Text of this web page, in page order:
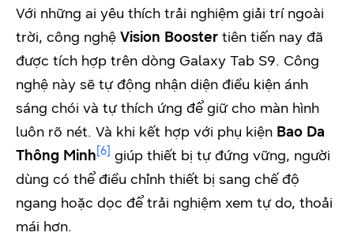
Với những ai yêu thích trải nghiệm giải trí ngoài
trời, công nghệ Vision Booster tiên tiến nay đã
được tích hợp trên dòng Galaxy Tab S9. Công
nghệ này sẽ tự động nhận diện điều kiện ánh
sáng chói và tự thích ứng để giữ cho màn hình
luôn rõ nét. Và khi kết hợp với phụ kiện Bao Da
Thông Minh [6] giúp thiết bị tự đứng vững, người
dùng có thể điều chỉnh thiết bị sang chế độ
ngang hoặc dọc để trải nghiệm xem tự do, thoải
mái hơn.